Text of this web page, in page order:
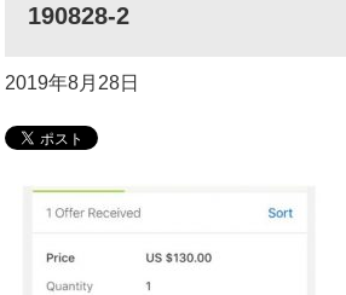
190828-2
2019年8月28日